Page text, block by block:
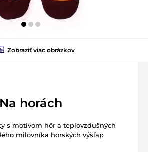
Zobraziť viac obrázkov
horách
s motívom hôr a teplovzdušných
milovníka horských výšľap